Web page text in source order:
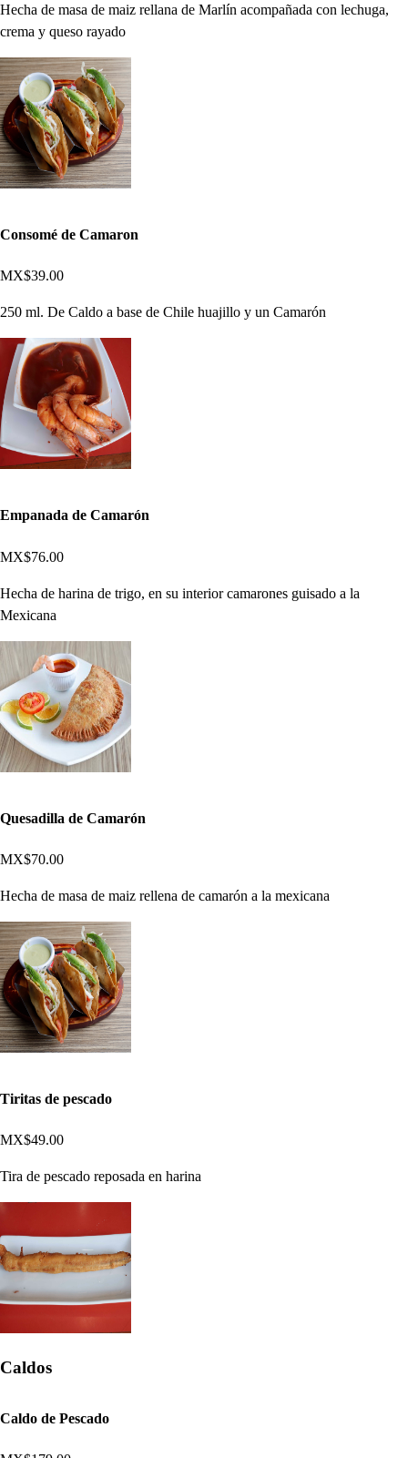
Hecha de masa de maiz rellana de Marlín acompañada con lechuga,
crema y queso rayado
Consomé de Camaron
MX$39.00
250 ml. De Caldo a base de Chile huajillo y un Camarón
Empanada de Camarón
MX$76.00
Hecha de harina de trigo, en su interior camarones guisado a la
Mexicana
Quesadilla de Camarón
MX$70.00
Hecha de masa de maiz rellena de camarón a la mexicana
Tiritas de pescado
MX$49.00
Tira de pescado reposada en harina
Caldos
Caldo de Pescado